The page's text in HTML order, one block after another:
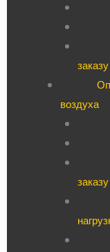
заказу
воздуха
заказу